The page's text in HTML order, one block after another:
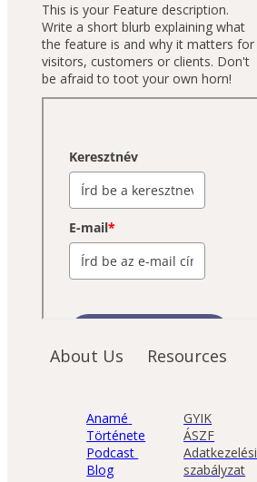
About Us
Anamé
Története
Podcast
Blog
Resources
GYIK
ÁSZF
Adatkezelési
szabályzat
This is your Feature description.
Write a short blurb explaining what
the feature is and why it matters for
visitors, customers or clients. Don't
be afraid to toot your own horn!